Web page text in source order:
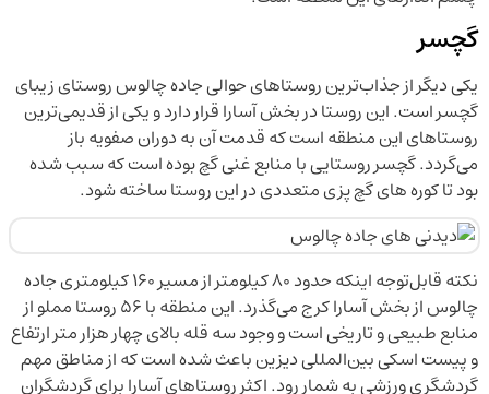
گچسر
یکی دیگر از جذاب‌ترین روستاهای حوالی جاده چالوس روستای زیبای
گچسر است. این روستا در بخش آسارا قرار دارد و یکی از قدیمی‌ترین
روستاهای این منطقه است که قدمت آن به دوران صفویه باز
می‌گردد. گچسر روستایی با منابع غنی گچ بوده است که سبب شده
بود تا کوره های گچ پزی متعددی در این روستا ساخته شود.
نکته قابل‌توجه اینکه حدود ۸۰ کیلومتر از مسیر ۱۶۰ کیلومتری جاده
چالوس از بخش آسارا کرج می‌گذرد. این منطقه با ۵۶ روستا مملو از
منابع طبیعی و تاریخی است و وجود سه قله بالای چهار هزار متر ارتفاع
و پیست اسکی بین‌المللی دیزین باعث شده است که از مناطق مهم
گردشگری ورزشی به شمار رود. اکثر روستاهای آسارا برای گردشگران